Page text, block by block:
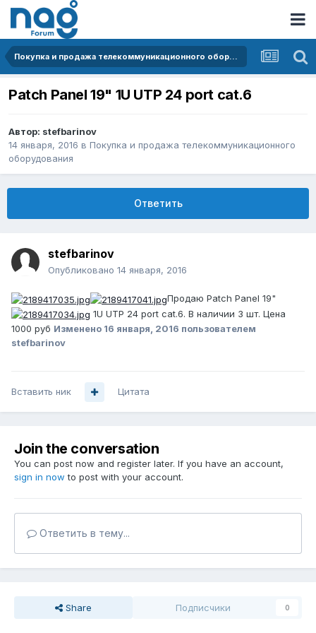
Покупка и продажа телекоммуникационного оборудования
Patch Panel 19" 1U UTP 24 port cat.6
Автор: stefbarinov
14 января, 2016 в Покупка и продажа телекоммуникационного
оборудования
Ответить
stefbarinov
Опубликовано 14 января, 2016
Продаю Patch Panel 19"
1U UTP 24 port cat.6. В наличии 3 шт. Цена
1000 руб Изменено 16 января, 2016 пользователем
stefbarinov
Вставить ник Цитата
Join the conversation
You can post now and register later. If you have an account,
sign in now to post with your account.
Ответить в тему...
Share Подписчики 0